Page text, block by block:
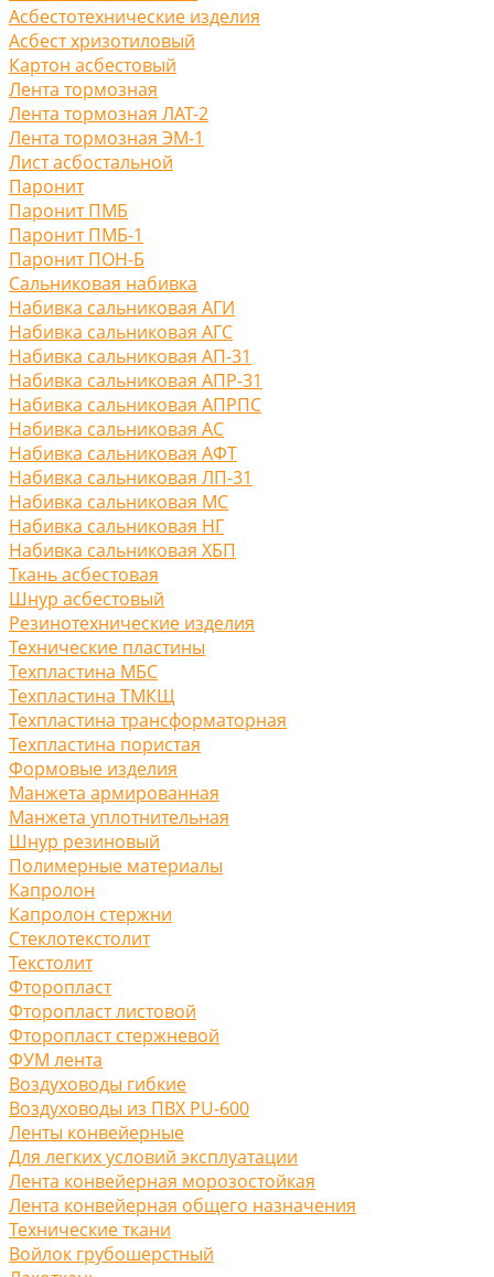
Асбестотехнические изделия
Асбест хризотиловый
Картон асбестовый
Лента тормозная
Лента тормозная ЛАТ-2
Лента тормозная ЭМ-1
Лист асбостальной
Паронит
Паронит ПМБ
Паронит ПМБ-1
Паронит ПОН-Б
Сальниковая набивка
Набивка сальниковая АГИ
Набивка сальниковая АГС
Набивка сальниковая АП-31
Набивка сальниковая АПР-31
Набивка сальниковая АПРПС
Набивка сальниковая АС
Набивка сальниковая АФТ
Набивка сальниковая ЛП-31
Набивка сальниковая МС
Набивка сальниковая НГ
Набивка сальниковая ХБП
Ткань асбестовая
Шнур асбестовый
Резинотехнические изделия
Технические пластины
Техпластина МБС
Техпластина ТМКЩ
Техпластина трансформаторная
Техпластина пористая
Формовые изделия
Манжета армированная
Манжета уплотнительная
Шнур резиновый
Полимерные материалы
Капролон
Капролон стержни
Стеклотекстолит
Текстолит
Фторопласт
Фторопласт листовой
Фторопласт стержневой
ФУМ лента
Воздуховоды гибкие
Воздуховоды из ПВХ PU-600
Ленты конвейерные
Для легких условий эксплуатации
Лента конвейерная морозостойкая
Лента конвейерная общего назначения
Технические ткани
Войлок грубошерстный